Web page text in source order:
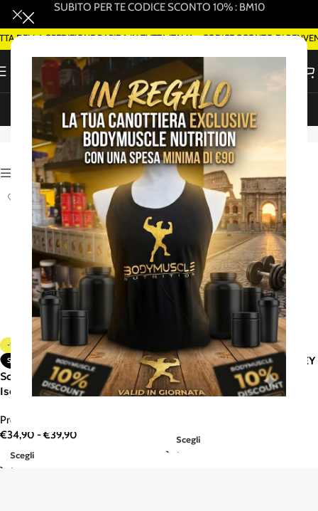
SUBITO PER TE CODICE SCONTO 10% : BM10
DELLA SPEDIZIONE RAPIDA IN TUTTA ITALIA - CODICE SCONTO DI
ORDINA SMART DELIVERY SU WHATSAPP (ROMA)
SCITEC NUTRITION
Attiva Filtri
-11%
SOLD OUT
Scitec Nutrition 100% Hydro
Isolate 700 gr
Proteine
€34,90 -€39,90
Scegli
SOLD OUT
Scitec Nutrition 100% WHEY
Isolate 700 gr
Scegli